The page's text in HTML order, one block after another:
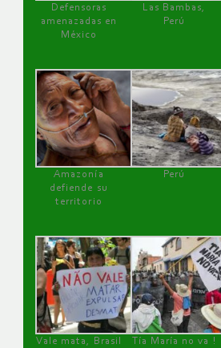
Defensoras
amenazadas en
México
Las Bambas,
Perú
Amazonía
defiende su
territorio
Perú
Vale mata, Brasil
Tía María no va !